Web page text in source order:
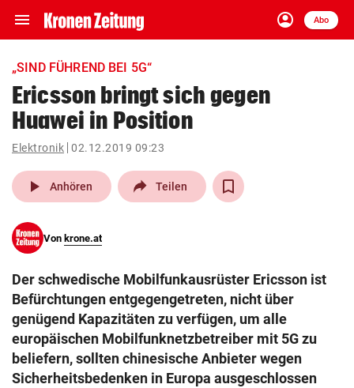
menu Navigation
ein-/ausklappen
account_circle
Anmelden
Abo
close Schließen
account_circle Anmelden
pin_drop
Wien arrow_right
search
eingeben
© Krone Multimedia GmbH & Co KG 2026
„SIND FÜHREND BEI 5G“
Ericsson bringt sich gegen
Huawei in Position
Elektronik 02.12.2019 09:23
play_arrow Anhören Teilen
Von krone.at
Der schwedische Mobilfunkausrüster Ericsson ist
Befürchtungen entgegengetreten, nicht über
genügend Kapazitäten zu verfügen, um alle
europäischen Mobilfunknetzbetreiber mit 5G zu
beliefern, sollten chinesische Anbieter wegen
Sicherheitsbedenken in Europa ausgeschlossen